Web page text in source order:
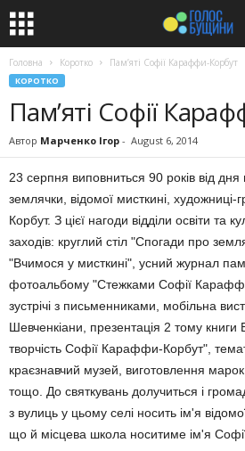
Головна Коротко Пам’яті Софії Караффи-Корбут
КОРОТКО
Пам’яті Софії
Автор Марченко Ігор - August 6, 2014
23 серпня виповниться 90 років від
землячки, відомої мисткині,
Корбут. З цієї нагоди відділи освіти та
заходів: круглий стіл "Спогади про
"Вчимося у мисткині", усний журнал
фотоальбому "Стежками Софії
зустрічі з письменниками, мобільна
Шевченкіани, презентація 2 тому
творчість Софії Караффи-Корбут",
краєзнавчий музей, виготовлення
тощо. До святкувань долучиться і
з вулиць у цьому селі носить ім'я
що й місцева школа носитиме ім'я